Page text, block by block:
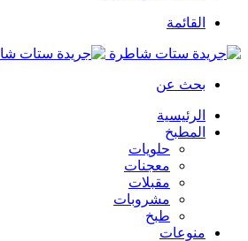
القائمة
بحث عن
الرئيسية
المطبخ
حلويات
معجنات
مقبلات
مشروبات
طبخ
منوعات